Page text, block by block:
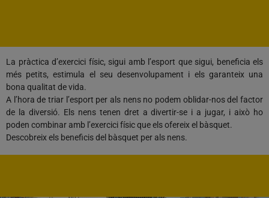
La pràctica d’exercici físic, sigui amb l’esport que sigui, beneficia els
més petits, estimula el seu desenvolupament i els garanteix una
bona qualitat de vida.
A l’hora de triar l’esport per als nens no podem oblidar-nos del factor
de la diversió. Els nens tenen dret a divertir-se i a jugar, i això ho
poden combinar amb l’exercici físic que els ofereix el bàsquet.
Descobreix els beneficis del bàsquet per als nens.